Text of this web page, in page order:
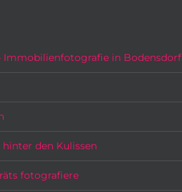
Immobilienfotografie in Bodensdorf
den Kulissen
fotografiere